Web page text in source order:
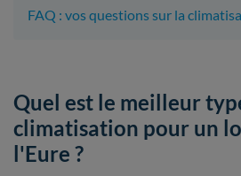
FAQ : vos questions sur la
Quel est le meilleur
climatisation pour un
l'Eure ?